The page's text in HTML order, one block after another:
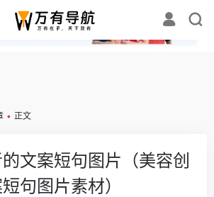
✕
• 正文
文案短句图片（美容创
句图片素材）